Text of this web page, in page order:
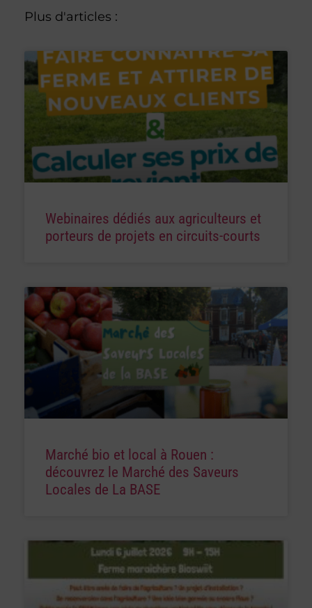
Plus d'articles :
Webinaires dédiés aux agriculteurs et
porteurs de projets en circuits-courts
Marché bio et local à Rouen :
découvrez le Marché des Saveurs
Locales de La BASE